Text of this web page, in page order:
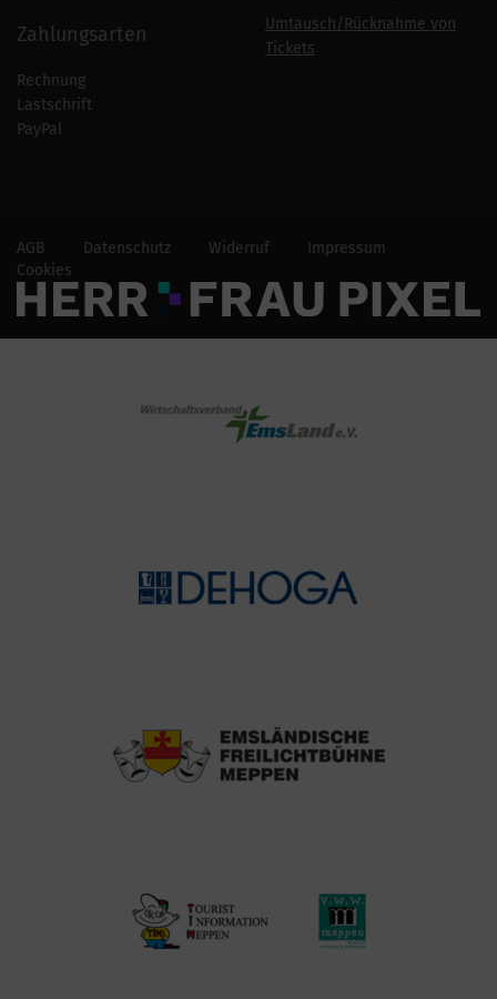
Zahlungsarten
Rechnung
Lastschrift
PayPal
Umtausch/Rücknahme von
Tickets
AGB Datenschutz Widerruf
Impressum
Cookies